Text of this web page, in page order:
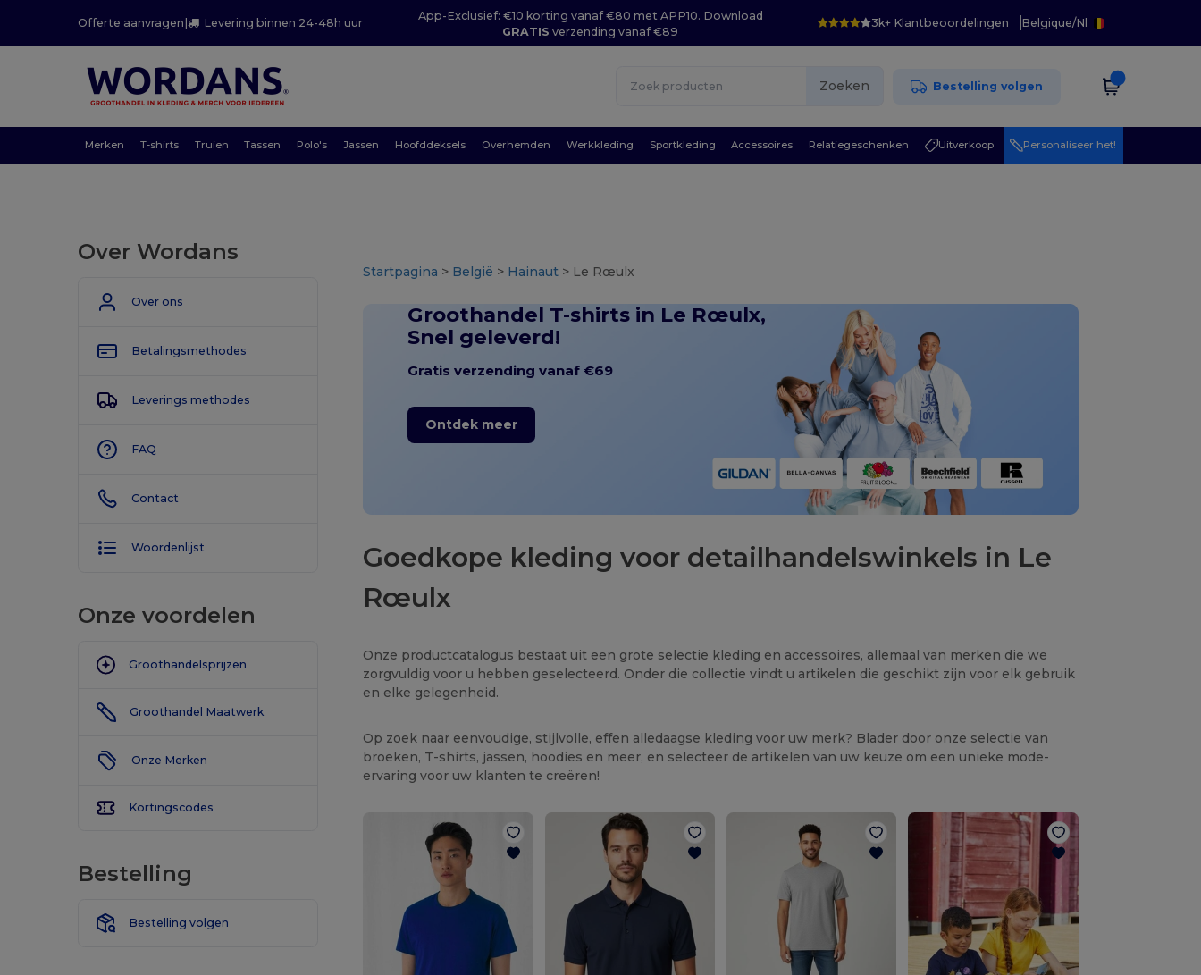
Offerte aanvragen | Levering binnen 24-48h uur
App-Exclusief: €10 korting vanaf €80 met APP10. Download
GRATIS verzending vanaf €89
3k+ Klantbeoordelingen Belgique/Nl
Zoeken Bestelling volgen
Merken T-shirts Truien Tassen Polo's Jassen Hoofddeksels Overhemden Werkkleding Sportkleding Accessoires Relatiegeschenken Uitverkoop Personaliseer het!
Over Wordans
Over ons
Betalingsmethodes
Leverings methodes
FAQ
Contact
Woordenlijst
Onze voordelen
Groothandelsprijzen
Groothandel Maatwerk
Onze Merken
Kortingscodes
Bestelling
Bestelling volgen
Startpagina > België > Hainaut > Le Rœulx
Groothandel T-shirts in Le Rœulx,
Snel geleverd!
Gratis verzending vanaf €69
Ontdek meer
Goedkope kleding voor detailhandelswinkels in Le
Rœulx
Onze productcatalogus bestaat uit een grote selectie kleding en accessoires, allemaal van merken die we
zorgvuldig voor u hebben geselecteerd. Onder die collectie vindt u artikelen die geschikt zijn voor elk gebruik
en elke gelegenheid.
Op zoek naar eenvoudige, stijlvolle, effen alledaagse kleding voor uw merk? Blader door onze selectie van
broeken, T-shirts, jassen, hoodies en meer, en selecteer de artikelen van uw keuze om een unieke mode-
ervaring voor uw klanten te creëren!